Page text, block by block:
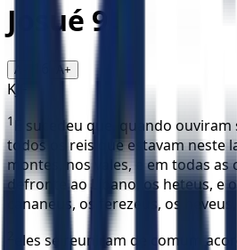
Josué 9
A- A+
KJF
1
E sucedeu que, quando
todos os reis que estavam neste
montes, nos vales, e em todas as
defronte ao Líbano, os heteus, e
cananeus, os ferezeus, os
eles se reuniram de comum